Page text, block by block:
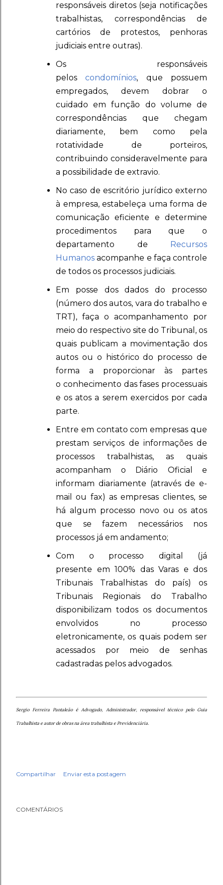
responsáveis diretos (seja notificações
trabalhistas, correspondências de
cartórios de protestos, penhoras
judiciais entre outras).
Os responsáveis
peloscondomínios, que possuem
empregados, devem dobrar o
cuidado em função do volume de
correspondências que chegam
diariamente, bem como pela
rotatividade de porteiros,
contribuindo consideravelmente para
a possibilidade de extravio.
No caso de escritório jurídico externo
à empresa, estabeleça uma forma de
comunicação eficiente e determine
procedimentos para que o
departamento de Recursos
Humanos acompanhe e faça controle
de todos os processos judiciais.
Em posse dos dados do processo
(número dos autos, vara do trabalho e
TRT), faça o acompanhamento por
meio do respectivo site do Tribunal, os
quais publicam a movimentação dos
autos ou o histórico do processo de
forma a proporcionar às partes
o conhecimento das fases processuais
e os atos a serem exercidos por cada
parte.
Entre em contato com empresas que
prestam serviços de informações de
processos trabalhistas, as quais
acompanham o Diário Oficial e
informam diariamente (através de e-
mail ou fax) as empresas clientes, se
há algum processo novo ou os atos
que se fazem necessários nos
processos já em andamento;
Com o processo digital (já
presente em 100% das Varas e dos
Tribunais Trabalhistas do país) os
Tribunais Regionais do Trabalho
disponibilizam todos os documentos
envolvidos no processo
eletronicamente, os quais podem ser
acessados por meio de senhas
cadastradas pelos advogados.
Sergio Ferreira Pantaleão é Advogado, Administrador, responsável técnico pelo Guia
Trabalhista e autor de obras na área trabalhista e Previdenciária.
Compartilhar Enviar esta postagem
COMENTÁRIOS